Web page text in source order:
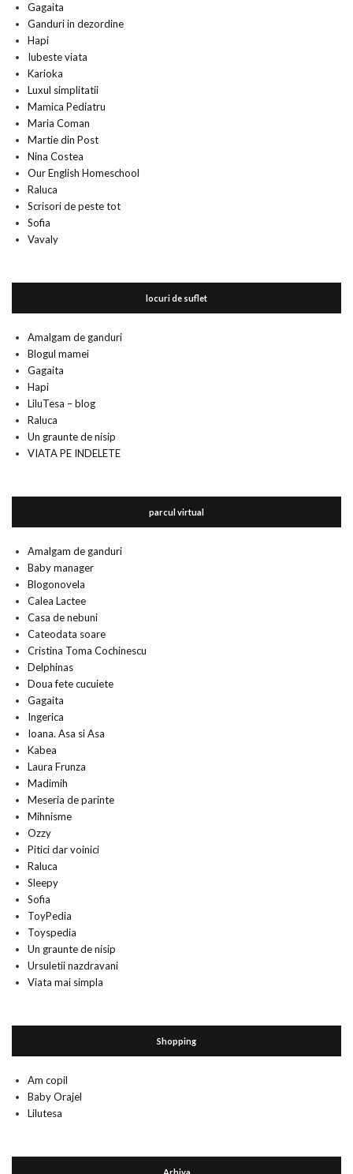
Gagaita
Ganduri in dezordine
Hapi
Iubeste viata
Karioka
Luxul simplitatii
Mamica Pediatru
Maria Coman
Martie din Post
Nina Costea
Our English Homeschool
Raluca
Scrisori de peste tot
Sofia
Vavaly
locuri de suflet
Amalgam de ganduri
Blogul mamei
Gagaita
Hapi
LiluTesa – blog
Raluca
Un graunte de nisip
VIATA PE INDELETE
parcul virtual
Amalgam de ganduri
Baby manager
Blogonovela
Calea Lactee
Casa de nebuni
Cateodata soare
Cristina Toma Cochinescu
Delphinas
Doua fete cucuiete
Gagaita
Ingerica
Ioana. Asa si Asa
Kabea
Laura Frunza
Madimih
Meseria de parinte
Mihnisme
Ozzy
Pitici dar voinici
Raluca
Sleepy
Sofia
ToyPedia
Toyspedia
Un graunte de nisip
Ursuletii nazdravani
Viata mai simpla
Shopping
Am copil
Baby Orajel
Lilutesa